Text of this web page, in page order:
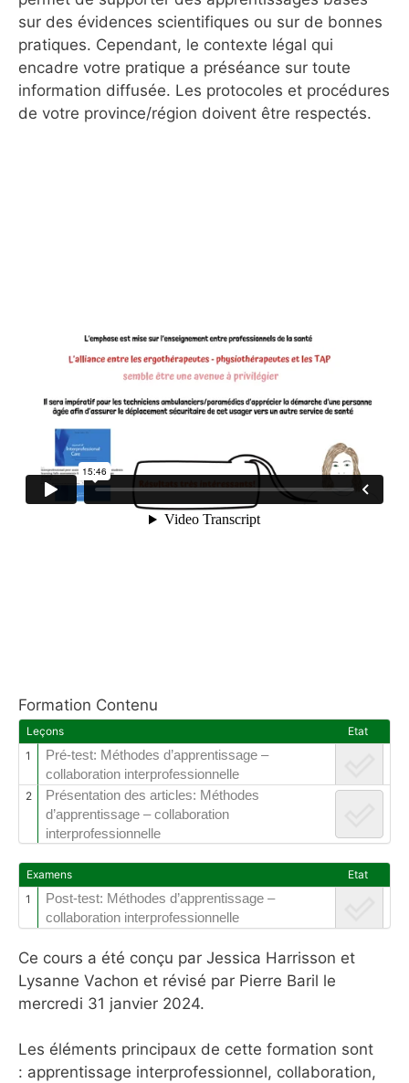
sur des évidences scientifiques ou sur de bonnes
pratiques. Cependant, le contexte légal qui
encadre votre pratique a préséance sur toute
information diffusée. Les protocoles et procédures
de votre province/région doivent être respectés.
Formation Contenu
Leçons
Etat
1
Pré-test: Méthodes d’apprentissage –
collaboration interprofessionnelle
2
Présentation des articles: Méthodes
d’apprentissage – collaboration
interprofessionnelle
Examens
Etat
1
Post-test: Méthodes d’apprentissage –
collaboration interprofessionnelle
Ce cours a été conçu par Jessica Harrisson et
Lysanne Vachon et révisé par Pierre Baril le
mercredi 31 janvier 2024.
Les éléments principaux de cette formation sont
: apprentissage interprofessionnel, collaboration,